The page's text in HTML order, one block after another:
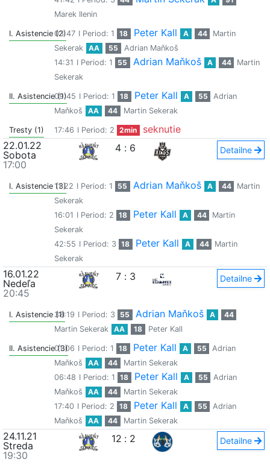
Marek Ilenin
I. Asistencie (2)03:47 I Period: 1 18 Peter Kall A 44
Martin
Sekerak
AA 55
Adrian Maňkoš
14:31 I Period: 1 55 Adrian Maňkoš A 44
Martin
Sekerak
II. Asistencie (1)
09:45 I Period: 1 18 Peter Kall A 55
Adrian
Maňkoš
AA 44 Martin Sekerak
Tresty (1) 17:46 I Period: 2 2min
seknutie
22.01.22
Sobota
17:00
4 : 6 Detailne
I. Asistencie (3)
11:22 I Period: 1 55 Adrian Maňkoš A 44
Martin
Sekerak
16:01 I Period: 2 18 Peter Kall A 44
Martin
Sekerak
42:55 I Period: 3 18 Peter Kall A 44
Martin
Sekerak
16.01.22
Nedeľa
20:45
7 : 3 Detailne
I. Asistencie (1)38:19 I Period: 3 55 Adrian Maňkoš A
44
Martin Sekerak
AA 18 Peter Kall
II. Asistencie (3)
01:06 I Period: 1 18 Peter Kall A 55
Adrian
Maňkoš
AA 44
Martin Sekerak
06:48 I Period: 1 18 Peter Kall A 55
Adrian
Maňkoš
AA 44
Martin Sekerak
17:40 I Period: 2 18 Peter Kall A 55
Adrian
Maňkoš
AA 44 Martin Sekerak
24.11.21
Streda
19:30
12 : 2 Detailne